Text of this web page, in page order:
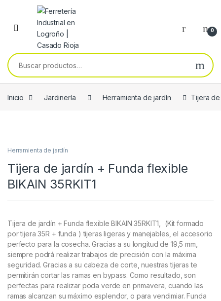
Skip to navigation
Skip to content
0
Buscar por:
Inicio Jardinería Herramienta de jardín Tijera de
Herramienta de jardín
Tijera de jardín + Funda flexible
BIKAIN 35RKIT1
Tijera de jardín + Funda flexible BIKAIN 35RKIT1, (Kit formado
por tijera 35R + funda ) tijeras ligeras y manejables, el accesorio
perfecto para la cosecha. Gracias a su longitud de 19,5 mm,
siempre podrá realizar trabajos de precisión con la máxima
seguridad. Gracias a su cabeza de corte, nuestras tijeras te
permitirán cortar las ramas en bypass. Como resultado, son
perfectas para realizar poda verde en primavera, cuando las
ramas alcanzan su máximo esplendor, o para vendimiar.Funda